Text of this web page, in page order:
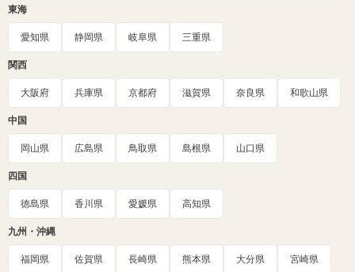
東海
愛知県 静岡県 岐阜県 三重県
関西
大阪府 兵庫県 京都府 滋賀県 奈良県 和歌山県
中国
岡山県 広島県 鳥取県 島根県 山口県
四国
徳島県 香川県 愛媛県 高知県
九州・沖縄
福岡県 佐賀県 長崎県 熊本県 大分県 宮崎県